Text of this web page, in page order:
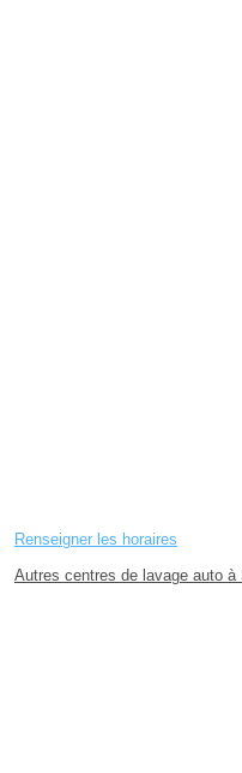
Renseigner les horaires
Autres centres de lavage auto à